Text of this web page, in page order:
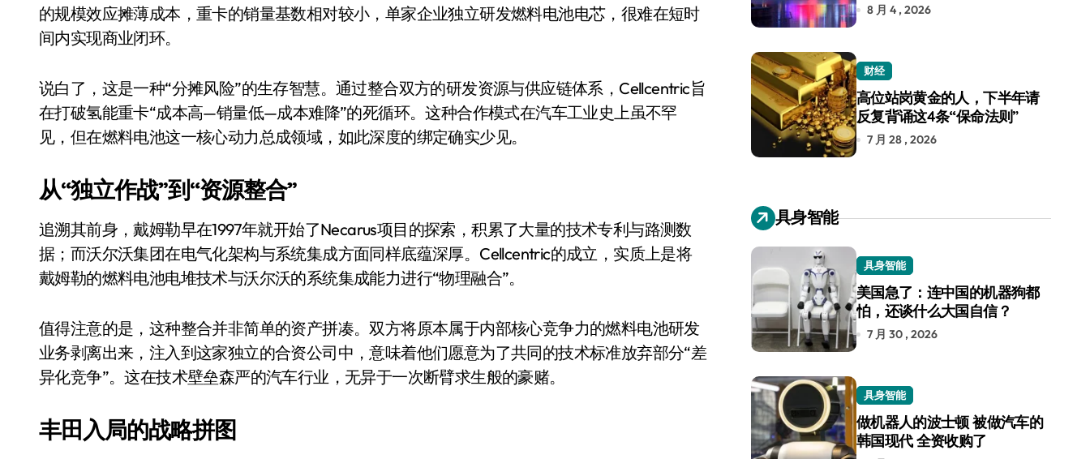
从“卖电视”到“定规则”：海信拿下RGB-Mini LED全球话语权
国际首次！中国钙钛矿探测器太空“开箱”，一边探测射线一边光伏发电
小米涨价！K90跳上3099，小米17标准版逼近4800
耳机低音像白开水？90%的人第一步就做错了
Xbox 360 游戏终于要登 PC，光盘党也能“以盘换数”了？
AirTag 新版到底香不香？一篇帮你避坑+种草
Apple Watch 表盘还能这么玩？保姆级教程，有手就会！
追觅清洁电器全球累计出货量破4000万台，技术创新驱动多品类增长
的规模效应摊薄成本，重卡的销量基数相对较小，单家企业独立研发燃料电池电芯，很难在短时
间内实现商业闭环。
说白了，这是一种“分摊风险”的生存智慧。通过整合双方的研发资源与供应链体系，Cellcentric旨
在打破氢能重卡“成本高—销量低—成本难降”的死循环。这种合作模式在汽车工业史上虽不罕
见，但在燃料电池这一核心动力总成领域，如此深度的绑定确实少见。
从“独立作战”到“资源整合”
追溯其前身，戴姆勒早在1997年就开始了Necarus项目的探索，积累了大量的技术专利与路测数
据；而沃尔沃集团在电气化架构与系统集成方面同样底蕴深厚。Cellcentric的成立，实质上是将
戴姆勒的燃料电池电堆技术与沃尔沃的系统集成能力进行“物理融合”。
值得注意的是，这种整合并非简单的资产拼凑。双方将原本属于内部核心竞争力的燃料电池研发
业务剥离出来，注入到这家独立的合资公司中，意味着他们愿意为了共同的技术标准放弃部分“差
异化竞争”。这在技术壁垒森严的汽车行业，无异于一次断臂求生般的豪赌。
丰田入局的战略拼图
8 月 4 , 2026
财经
高位站岗黄金的人，下半年请
反复背诵这4条“保命法则”
7 月 28 , 2026
具身智能
具身智能
美国急了：连中国的机器狗都
怕，还谈什么大国自信？
7 月 30 , 2026
具身智能
做机器人的波士顿 被做汽车的
韩国现代 全资收购了